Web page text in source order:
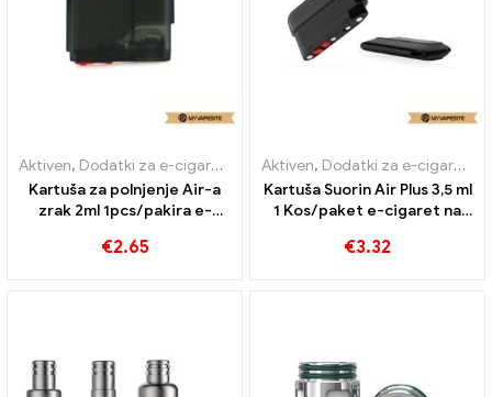
Aktiven, Dodatki za e-cigarete
Uparjalnik
Kartuša za polnjenje Air-a
zrak 2ml 1pcs/pakira e-
meri
€2.65
Aktiven, Dodatki za e-cigarete
Kartuša Suorin Air Plus 3,5 ml
1 Kos/paket e-cigaret na
€3.32